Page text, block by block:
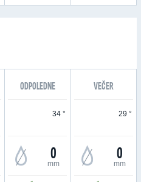
ODPOLEDNE VEČER
34 °
0
mm
29 °
0
mm